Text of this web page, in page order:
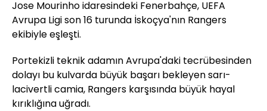
Jose Mourinho idaresindeki Fenerbahçe, UEFA
Avrupa Ligi son 16 turunda İskoçya'nın Rangers
ekibiyle eşleşti.
Portekizli teknik adamın Avrupa'daki tecrübesinden
dolayı bu kulvarda büyük başarı bekleyen sarı-
lacivertli camia, Rangers karşısında büyük hayal
kırıklığına uğradı.